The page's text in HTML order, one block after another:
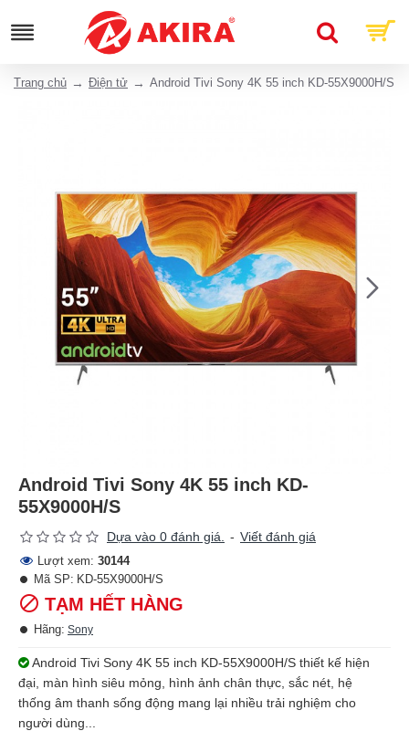
Trang chủ Điện tử Android Tivi Sony 4K 55 inch KD-55X9000H/S
Android Tivi Sony 4K 55 inch KD-
55X9000H/S
Dựa vào 0 đánh giá. - Viết đánh giá
Lượt xem: 30144
TẠM HẾT HÀNG
Hãng: Sony
Mã SP: KD-55X9000H/S
Android Tivi Sony 4K 55 inch KD-55X9000H/S thiết kế hiện
đại, màn hình siêu mỏng, hình ảnh chân thực, sắc nét, hệ
thống âm thanh sống động mang lại nhiều trải nghiệm cho
người dùng...